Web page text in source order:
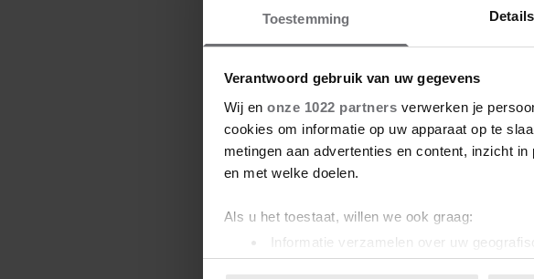
Toestemming Details
Verantwoord gebruik van uw gegevens
Wij en onze 1022 partners verwerken je
cookies om informatie op uw apparaat op te
metingen aan advertenties en content, inzicht
en met welke doelen.
Als u het toestaat, willen we ook graag:
Informatie verzamelen over uw
Uw apparaat identificeren door het